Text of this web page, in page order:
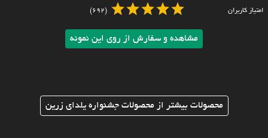
امتیاز کاربران (692)
مشاهده و سفارش از روی این نمونه
محصولات بیشتر از محصولات جشنواره یلدای زرین